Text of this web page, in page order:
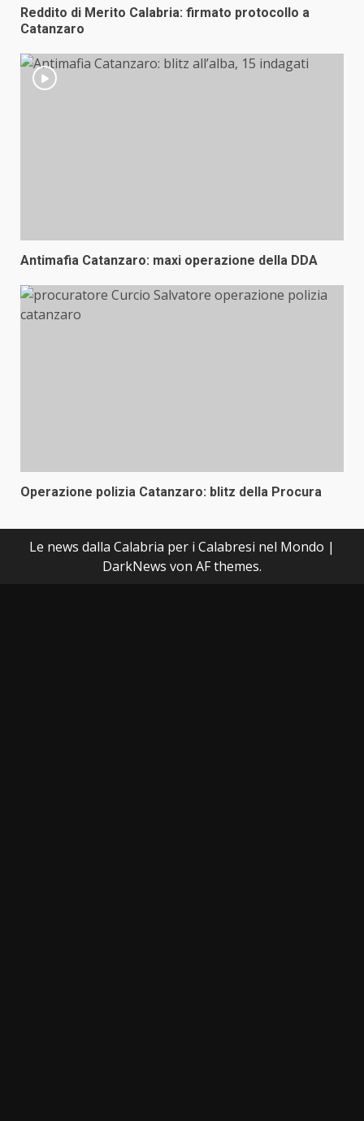
Reddito di Merito Calabria: firmato protocollo a
Catanzaro
Antimafia Catanzaro: maxi operazione della DDA
Operazione polizia Catanzaro: blitz della Procura
Le news dalla Calabria per i Calabresi nel Mondo |
DarkNews von AF themes.